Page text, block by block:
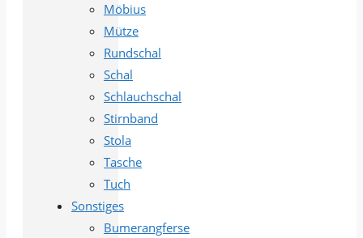
Möbius
Mütze
Rundschal
Schal
Schlauchschal
Stirnband
Stola
Tasche
Tuch
Sonstiges
Bumerangferse